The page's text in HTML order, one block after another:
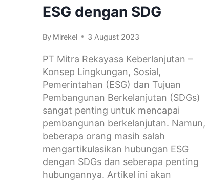
ESG dengan SDG
By Mirekel 3 August 2023
PT Mitra Rekayasa Keberlanjutan –
Konsep Lingkungan, Sosial,
Pemerintahan (ESG) dan Tujuan
Pembangunan Berkelanjutan (SDGs)
sangat penting untuk mencapai
pembangunan berkelanjutan. Namun,
beberapa orang masih salah
mengartikulasikan hubungan ESG
dengan SDGs dan seberapa penting
hubungannya. Artikel ini akan